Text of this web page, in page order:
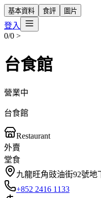
基本資料 食評 圖片
登入
0/0 >
台食館
營業中
台食館
Restaurant
外賣
堂食
九龍旺角豉油街92號地
+852 2416 1133